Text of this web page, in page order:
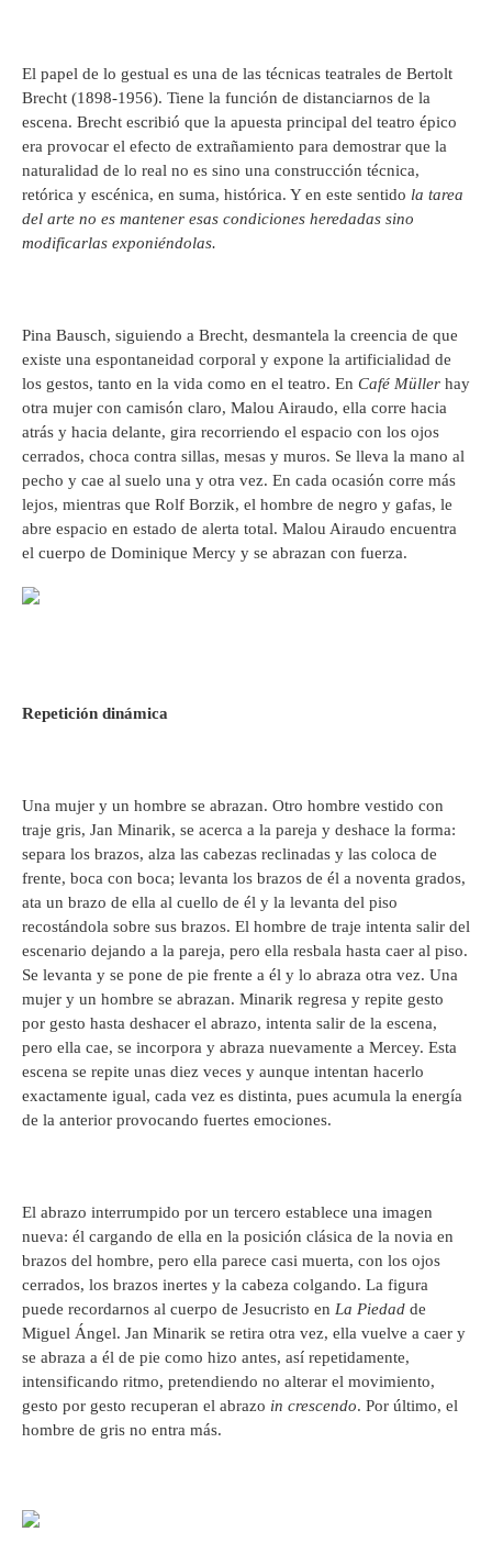
El papel de lo gestual es una de las técnicas teatrales de Bertolt
Brecht (1898-1956). Tiene la función de distanciarnos de la
escena. Brecht escribió que la apuesta principal del teatro épico
era provocar el efecto de extrañamiento para demostrar que la
naturalidad de lo real no es sino una construcción técnica,
retórica y escénica, en suma, histórica. Y en este sentido la tarea
del arte no es mantener esas condiciones heredadas sino
modificarlas exponiéndolas.
Pina Bausch, siguiendo a Brecht, desmantela la creencia de que
existe una espontaneidad corporal y expone la artificialidad de
los gestos, tanto en la vida como en el teatro. En Café Müller hay
otra mujer con camisón claro, Malou Airaudo, ella corre hacia
atrás y hacia delante, gira recorriendo el espacio con los ojos
cerrados, choca contra sillas, mesas y muros. Se lleva la mano al
pecho y cae al suelo una y otra vez. En cada ocasión corre más
lejos, mientras que Rolf Borzik, el hombre de negro y gafas, le
abre espacio en estado de alerta total. Malou Airaudo encuentra
el cuerpo de Dominique Mercy y se abrazan con fuerza.
Repetición dinámica
Una mujer y un hombre se abrazan. Otro hombre vestido con
traje gris, Jan Minarik, se acerca a la pareja y deshace la forma:
separa los brazos, alza las cabezas reclinadas y las coloca de
frente, boca con boca; levanta los brazos de él a noventa grados,
ata un brazo de ella al cuello de él y la levanta del piso
recostándola sobre sus brazos. El hombre de traje intenta salir del
escenario dejando a la pareja, pero ella resbala hasta caer al piso.
Se levanta y se pone de pie frente a él y lo abraza otra vez. Una
mujer y un hombre se abrazan. Minarik regresa y repite gesto
por gesto hasta deshacer el abrazo, intenta salir de la escena,
pero ella cae, se incorpora y abraza nuevamente a Mercey. Esta
escena se repite unas diez veces y aunque intentan hacerlo
exactamente igual, cada vez es distinta, pues acumula la energía
de la anterior provocando fuertes emociones.
El abrazo interrumpido por un tercero establece una imagen
nueva: él cargando de ella en la posición clásica de la novia en
brazos del hombre, pero ella parece casi muerta, con los ojos
cerrados, los brazos inertes y la cabeza colgando. La figura
puede recordarnos al cuerpo de Jesucristo en La Piedad de
Miguel Ángel. Jan Minarik se retira otra vez, ella vuelve a caer y
se abraza a él de pie como hizo antes, así repetidamente,
intensificando ritmo, pretendiendo no alterar el movimiento,
gesto por gesto recuperan el abrazo in crescendo. Por último, el
hombre de gris no entra más.